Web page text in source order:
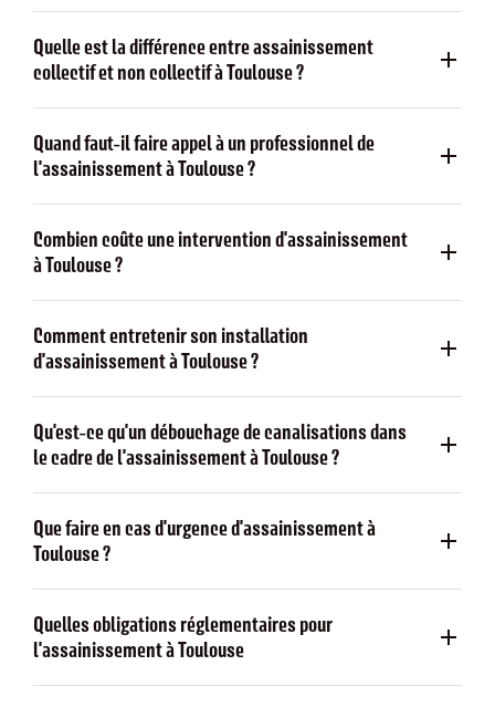
Quelle est la différence entre assainissement
collectif et non collectif à Toulouse ?
Quand faut-il faire appel à un professionnel de
l'assainissement à Toulouse ?
Combien coûte une intervention d'assainissement
à Toulouse ?
Comment entretenir son installation
d'assainissement à Toulouse ?
Qu'est-ce qu'un débouchage de canalisations dans
le cadre de l'assainissement à Toulouse ?
Que faire en cas d'urgence d'assainissement à
Toulouse ?
Quelles obligations réglementaires pour
l'assainissement à Toulouse